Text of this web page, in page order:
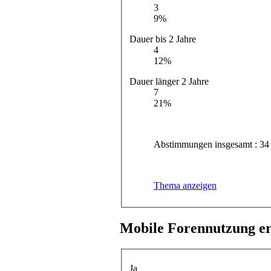
3
9%
Dauer bis 2 Jahre
4
12%
Dauer länger 2 Jahre
7
21%
Abstimmungen insgesamt : 34
Thema anzeigen
Mobile Forennutzung
Ja